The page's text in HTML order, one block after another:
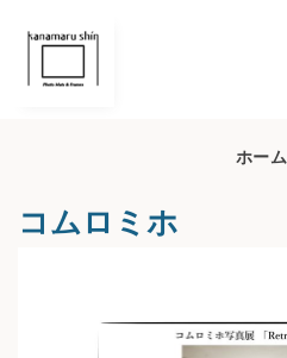
ホーム
コムロミホ